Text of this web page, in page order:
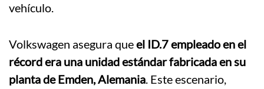
vehículo.
Volkswagen asegura queel ID.7 empleado en el
récord era una unidad estándar fabricada en su
planta de Emden, Alemania. Este escenario,